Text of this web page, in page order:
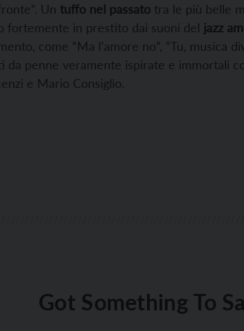
Un tuffo nel passato tra le più belle
fortemente in prestito dai suoni del jazz
come “Ma l’amore no”, “Tu, musica
penne veramente ispirate e immortali
e Mario Consiglio.
Got Something To